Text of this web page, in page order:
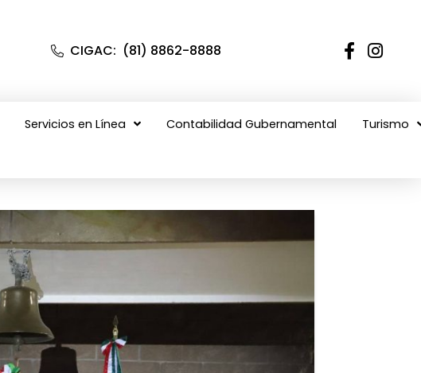
CIGAC: (81) 8862-8888
Servicios en Línea Contabilidad Gubernamental Turismo